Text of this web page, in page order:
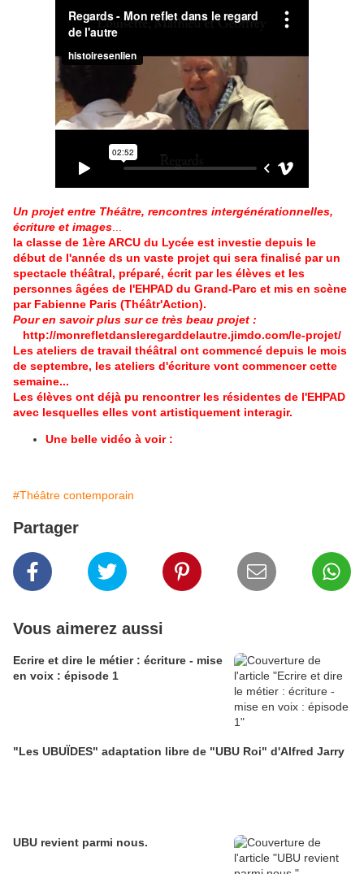
Un projet entre Théâtre, rencontres intergénérationnelles,
écriture et images
la classe de 1ère ARCU du Lycée est investie depuis le
début de l'année ds un vaste projet qui sera finalisé par un
spectacle théâtral, préparé, écrit par les élèves et les
personnes âgées de l'EHPAD du Grand-Parc et mis en scène
par Fabienne Paris (Théâtr'Action).
Pour en savoir plus sur ce très beau projet :
http://monrefletdansleregarddelautre.jimdo.com/le-projet/
Les ateliers de travail théâtral ont commencé depuis le mois
de septembre, les ateliers d'écriture vont commencer cette
semaine...
Les élèves ont déjà pu rencontrer les résidentes de l'EHPAD
avec lesquelles elles vont artistiquement interagir.
Une belle vidéo à voir :
#Théâtre contemporain
Partager
Vous aimerez aussi
Ecrire et dire le métier : écriture - mise
en voix : épisode 1
"Les UBUÏDES" adaptation libre de "UBU Roi" d'Alfred Jarry
UBU revient parmi nous.